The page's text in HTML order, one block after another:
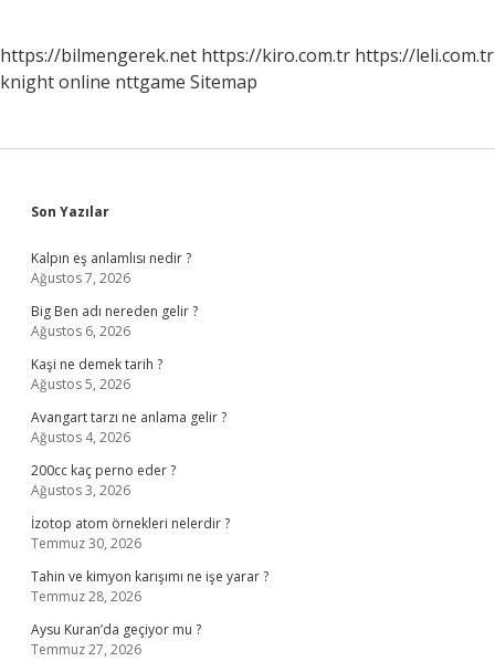
https://bilmengerek.net https://kiro.com.tr https://leli.com.tr
knight online nttgame Sitemap
Sidebar
Son Yazılar
Kalpın eş anlamlısı nedir ?
Ağustos 7, 2026
Big Ben adı nereden gelir ?
Ağustos 6, 2026
Kaşi ne demek tarih ?
Ağustos 5, 2026
Avangart tarzı ne anlama gelir ?
Ağustos 4, 2026
200cc kaç perno eder ?
Ağustos 3, 2026
İzotop atom örnekleri nelerdir ?
Temmuz 30, 2026
Tahin ve kimyon karışımı ne işe yarar ?
Temmuz 28, 2026
Aysu Kuran’da geçiyor mu ?
Temmuz 27, 2026